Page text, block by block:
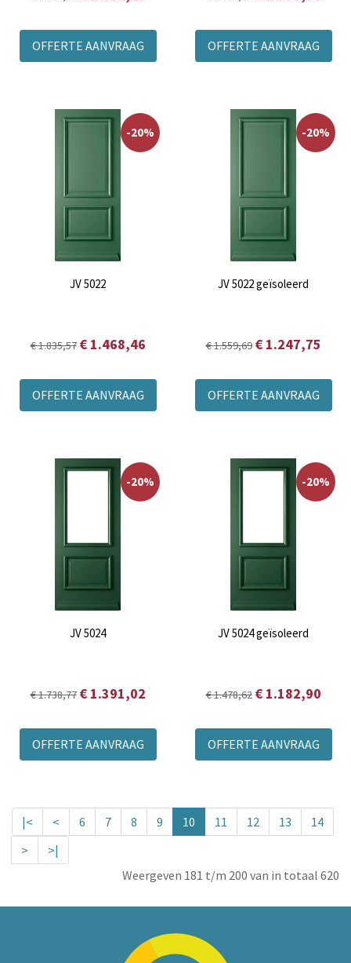
OFFERTE AANVRAAG OFFERTE AANVRAAG
-20%
JV 5022
€ 1.835,57 € 1.468,46
OFFERTE AANVRAAG
-20%
JV 5022 geïsoleerd
€ 1.559,69 € 1.247,75
OFFERTE AANVRAAG
-20%
JV 5024
€ 1.738,77 € 1.391,02
OFFERTE AANVRAAG
-20%
JV 5024 geïsoleerd
€ 1.478,62 € 1.182,90
OFFERTE AANVRAAG
|< < 6 7 8 9 10 11 12 13
14
>
>|
Weergeven 181 t/m 200 van in totaal 620